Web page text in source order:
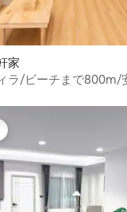
家
ラ/ビーチまで800m/